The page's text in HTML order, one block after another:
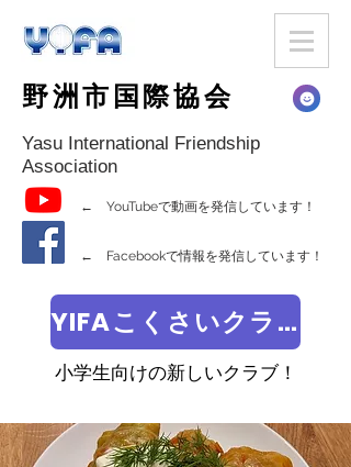
野洲市国際協会
Yasu International Friendship
Association
← YouTubeで動画を発信しています！
← Facebookで情報を発信しています！
YIFAこくさいクラブ
小学生向けの新しいクラブ！